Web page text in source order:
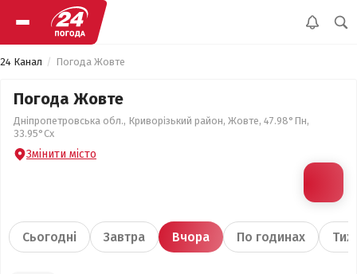
24 Канал Погода Жовте
Погода Жовте
Дніпропетровська обл., Криворізький район, Жовте, 47.98°Пн,
33.95°Сх
Змінити місто
Сьогодні Завтра Вчора По годинах